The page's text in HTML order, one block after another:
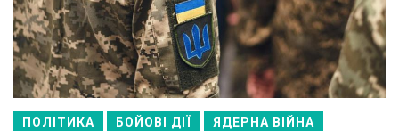
ПОЛІТИКА БОЙОВІ ДІЇ ЯДЕРНА ВІЙНА